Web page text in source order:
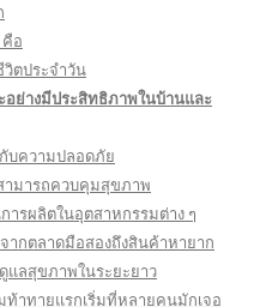
อ
วิตประจำวัน
อย่างมีประสิทธิภาพในบ้านและ
บความปลอดภัย
ามารถควบคุมสุขภาพ
ารผลิตในอุตสาหกรรมต่าง ๆ
กตลาดมือสองถึงสินค้าหายาก
แลสุขภาพในระยะยาว
าทายแรกเริ่มที่หลายคนมักเจอ